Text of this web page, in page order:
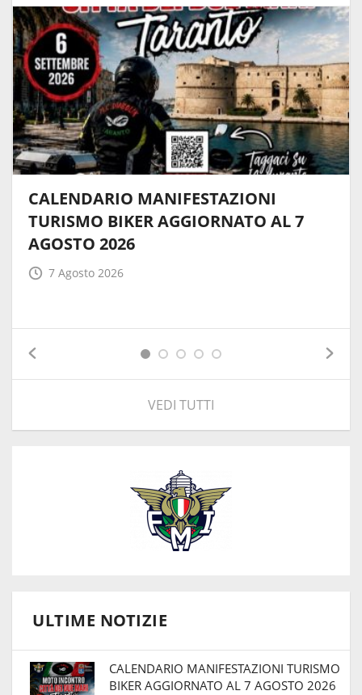
CALENDARIO MANIFESTAZIONI
TURISMO BIKER AGGIORNATO AL 7
AGOSTO 2026
7 Agosto 2026
VEDI TUTTI
ULTIME NOTIZIE
CALENDARIO MANIFESTAZIONI TURISMO
BIKER AGGIORNATO AL 7 AGOSTO 2026